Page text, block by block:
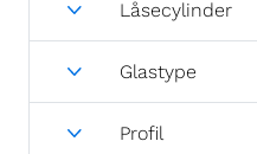
Låsecylinder
Glastype
Profil